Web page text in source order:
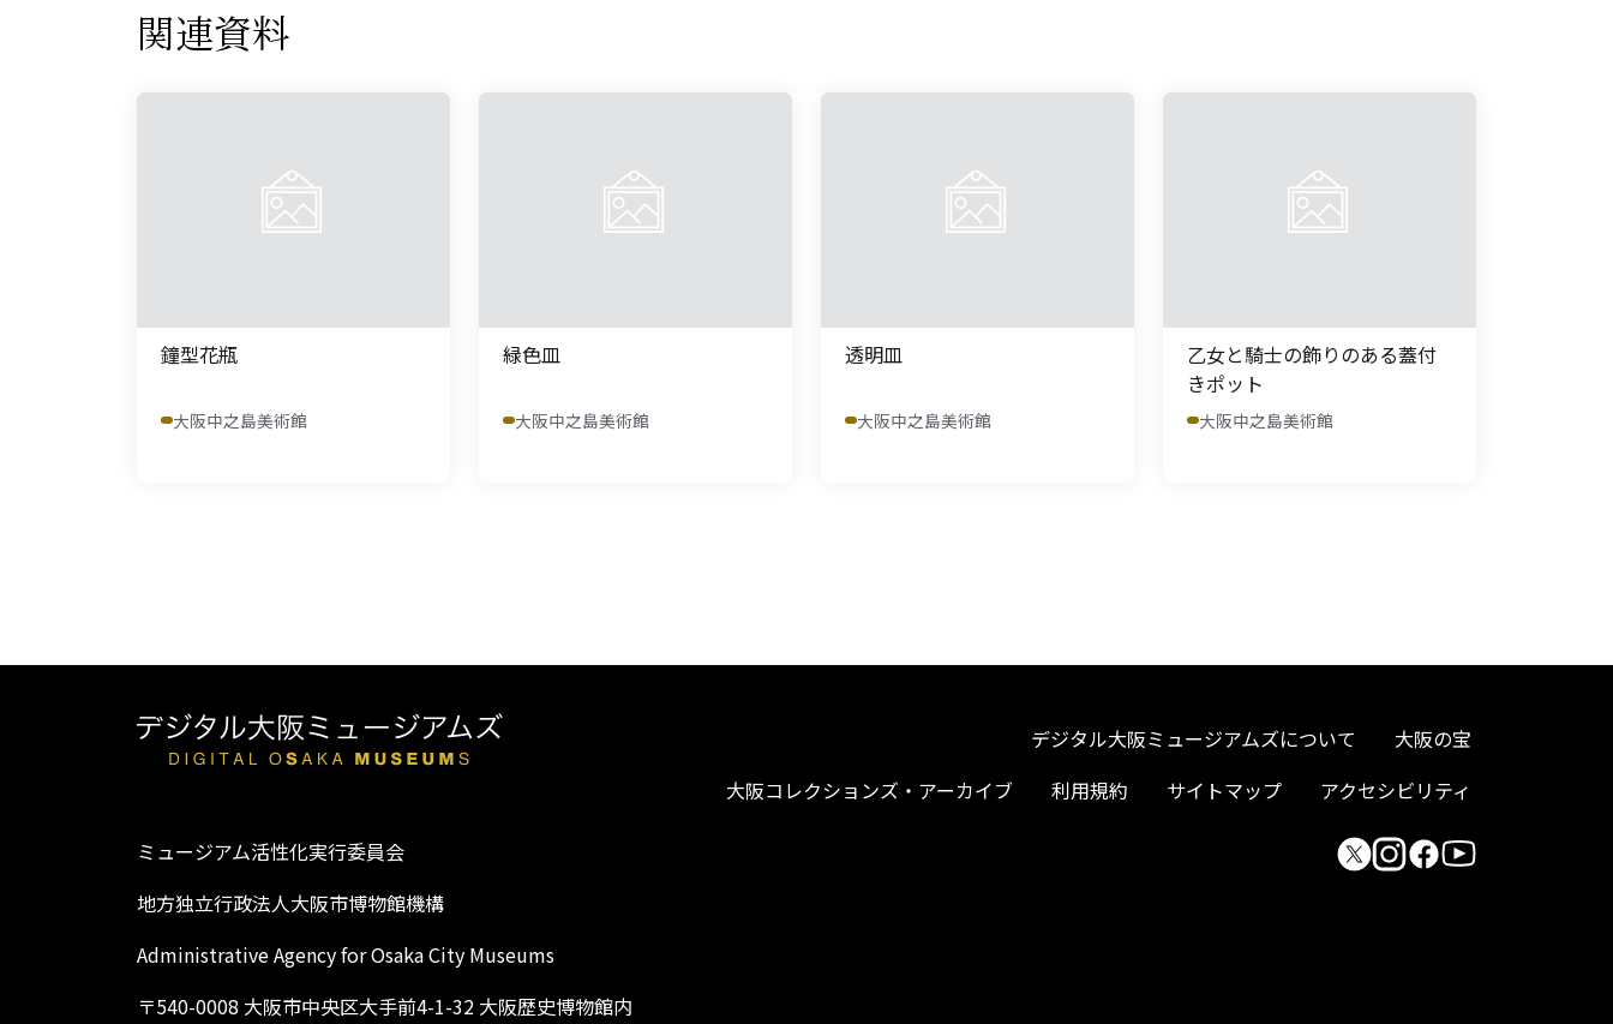
関連資料
鐘型花瓶
大阪中之島美術館
緑色皿
大阪中之島美術館
透明皿
大阪中之島美術館
乙女と騎士の飾りのある蓋付
きポット
大阪中之島美術館
デジタル大阪ミュージアムズについて
大阪の宝
大阪コレクションズ・アーカイブ
利用規約 サイトマップ アクセシビリティ
ミュージアム活性化実行委員会
地方独立行政法人大阪市博物館機構
Administrative Agency for Osaka City Museums
〒540-0008 大阪市中央区大手前4-1-32 大阪歴史博物館内